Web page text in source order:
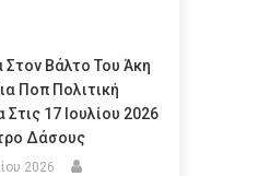
Στον Βάλτο Του Άκη
Ποπ Πολιτική
17 Ιουλίου 2026
Δάσους
2026